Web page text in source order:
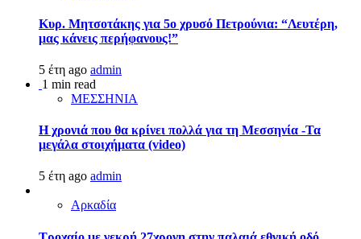
Κυρ. Μητσοτάκης για 5ο χρυσό Πετρούνια: “Λευτέρη,
μας κάνεις περήφανους!”
5 έτη ago admin
1 min read
ΜΕΣΣΗΝΙΑ
Η χρονιά που θα κρίνει πολλά για τη Μεσσηνία -Τα
μεγάλα στοιχήματα (video)
5 έτη ago admin
Αρκαδία